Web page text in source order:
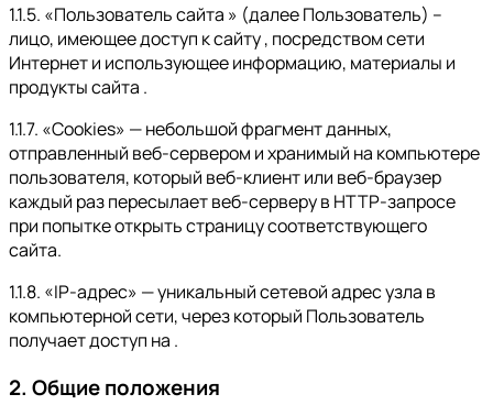
1.1.5. «Пользователь сайта » (далее Пользователь) –
лицо, имеющее доступ к сайту , посредством сети
Интернет и использующее информацию, материалы и
продукты сайта .
1.1.7. «Cookies» — небольшой фрагмент данных,
отправленный веб-сервером и хранимый на компьютере
пользователя, который веб-клиент или веб-браузер
каждый раз пересылает веб-серверу в HTTP-запросе
при попытке открыть страницу соответствующего
сайта.
1.1.8. «IP-адрес» — уникальный сетевой адрес узла в
компьютерной сети, через который Пользователь
получает доступ на .
2. Общие положения